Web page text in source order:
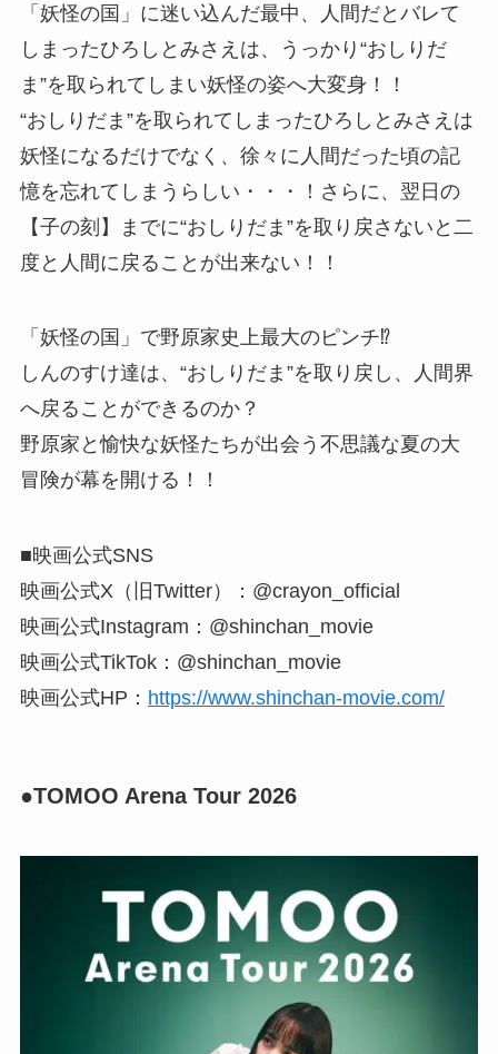
「妖怪の国」に迷い込んだ最中、人間だとバレて
しまったひろしとみさえは、うっかり“おしりだ
ま”を取られてしまい妖怪の姿へ大変身！！
“おしりだま”を取られてしまったひろしとみさえは
妖怪になるだけでなく、徐々に人間だった頃の記
憶を忘れてしまうらしい・・・！さらに、翌日の
【子の刻】までに“おしりだま”を取り戻さないと二
度と人間に戻ることが出来ない！！
「妖怪の国」で野原家史上最大のピンチ⁉
しんのすけ達は、“おしりだま”を取り戻し、人間界
へ戻ることができるのか？
野原家と愉快な妖怪たちが出会う不思議な夏の大
冒険が幕を開ける！！
■映画公式SNS
映画公式X（旧Twitter）：@crayon_official
映画公式Instagram：@shinchan_movie
映画公式TikTok：@shinchan_movie
映画公式HP： https://www.shinchan-movie.com/
●TOMOO Arena Tour 2026